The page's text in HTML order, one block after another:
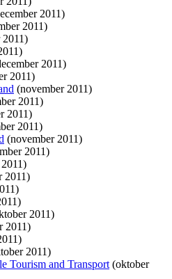
2011)
2011)
2011)
2011)
2011)
(november 2011)
2011)
2011)
2011)
(november 2011)
2011)
2011)
2011)
2011)
2011)
Tourism and Transport(oktober